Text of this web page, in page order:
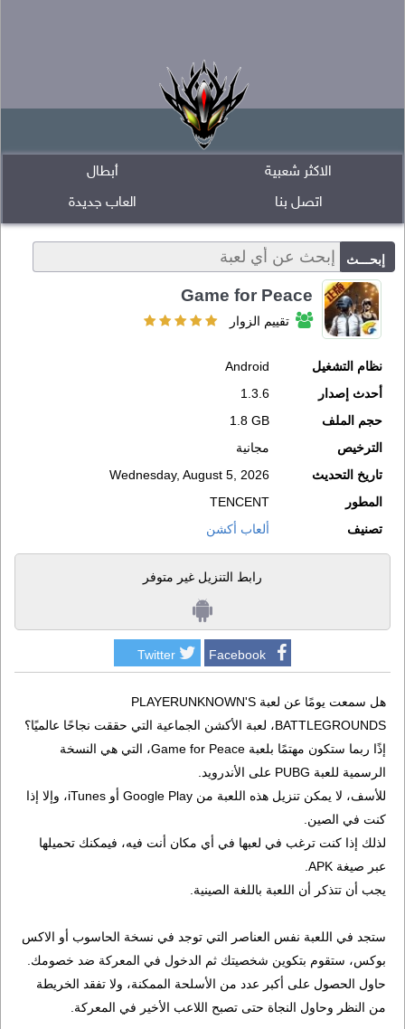
أبطال
الاكثر شعبية
العاب جديدة
اتصل بنا
Game for Peace
تقييم الزوار
نظام التشغيل
Android
أحدث إصدار
1.3.6
حجم الملف
1.8 GB
الترخيص
مجانية
تاريخ التحديث
Wednesday, August 5, 2026
المطور
TENCENT
تصنيف
ألعاب أكشن
رابط التنزيل غير متوفر
Facebook
Twitter
هل سمعت يومًا عن لعبة PLAYERUNKNOWN'S
BATTLEGROUNDS، لعبة الأكشن الجماعية التي حققت نجاحًا عالميًا؟
إذًا ربما ستكون مهتمًا بلعبة Game for Peace، التي هي النسخة
الرسمية للعبة PUBG على الأندرويد.
للأسف، لا يمكن تنزيل هذه اللعبة من Google Play أو iTunes، وإلا إذا
كنت في الصين.
لذلك إذا كنت ترغب في لعبها في أي مكان أنت فيه، فيمكنك تحميلها
عبر صيغة APK.
يجب أن تتذكر أن اللعبة باللغة الصينية.
ستجد في اللعبة نفس العناصر التي توجد في نسخة الحاسوب أو الاكس
بوكس، ستقوم بتكوين شخصيتك ثم الدخول في المعركة ضد خصومك.
حاول الحصول على أكبر عدد من الأسلحة الممكنة، ولا تفقد الخريطة
من النظر وحاول النجاة حتى تصبح اللاعب الأخير في المعركة.